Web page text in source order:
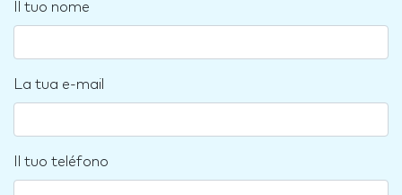
Il tuo nome
La tua e-mail
Il tuo teléfono